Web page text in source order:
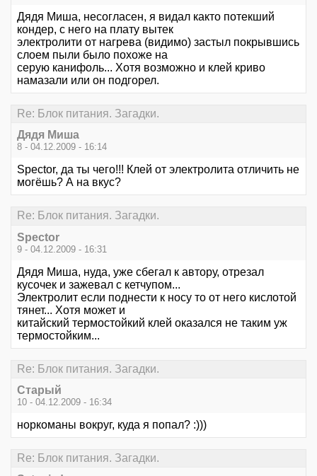
Дядя Миша, несогласен, я видал както потекший
кондер, с него на плату вытек
электролити от нагрева (видимо) застыл покрывшись
слоем пыли было похоже на
серую канифоль... Хотя возможно и клей криво
намазали или он подгорел.
Re: Блок питания. Загадки.
Дядя Миша
8 - 04.12.2009 - 16:14
Spector, да ты чего!!! Клей от электролита отличить не
могёшь? А на вкус?
Re: Блок питания. Загадки.
Spector
9 - 04.12.2009 - 16:31
Дядя Миша, нуда, уже сбегал к автору, отрезал
кусочек и зажевал с кетчупом...
Электролит если поднести к носу то от него кислотой
тянет... Хотя может и
китайский термостойкий клей оказался не таким уж
термостойким...
Re: Блок питания. Загадки.
Старый
10 - 04.12.2009 - 16:34
норкоманы вокруг, куда я попал? :)))
Re: Блок питания. Загадки.